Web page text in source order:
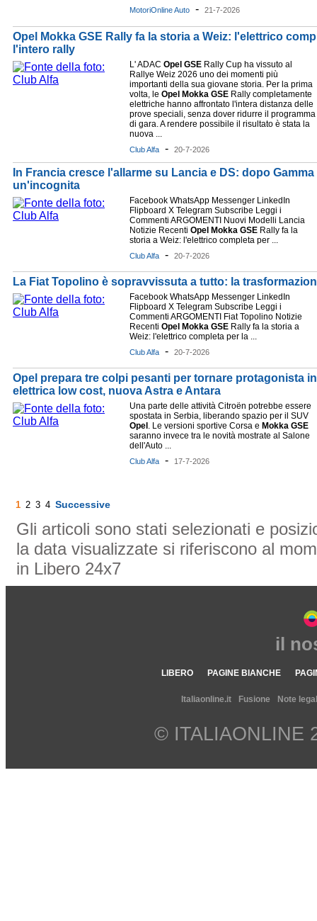
MotoriOnline Auto - 21-7-2026
Opel Mokka GSE Rally fa la storia a Weiz: l'elettrico
l'intero rally
L' ADAC Opel GSE Rally Cup ha vissuto al
Rallye Weiz 2026 uno dei momenti più
importanti della sua giovane storia. Per la prima
volta, le Opel Mokka GSE Rally completamente
elettriche hanno affrontato l'intera distanza delle
prove speciali, senza dover ridurre il programma
di gara. A rendere possibile il risultato è stata la
nuova ...
Club Alfa - 20-7-2026
In Francia cresce l'allarme su Lancia e DS: dopo Gamma
un'incognita
Facebook WhatsApp Messenger LinkedIn
Flipboard X Telegram Subscribe Leggi i
Commenti ARGOMENTI Nuovi Modelli Lancia
Notizie Recenti Opel Mokka GSE Rally fa la
storia a Weiz: l'elettrico completa per ...
Club Alfa - 20-7-2026
La Fiat Topolino è sopravvissuta a tutto: la
Facebook WhatsApp Messenger LinkedIn
Flipboard X Telegram Subscribe Leggi i
Commenti ARGOMENTI Fiat Topolino Notizie
Recenti Opel Mokka GSE Rally fa la storia a
Weiz: l'elettrico completa per la ...
Club Alfa - 20-7-2026
Opel prepara tre colpi pesanti per tornare protagonista
elettrica low cost, nuova Astra e Antara
Una parte delle attività Citroën potrebbe essere
spostata in Serbia, liberando spazio per il SUV
Opel . Le versioni sportive Corsa e Mokka GSE
saranno invece tra le novità mostrate al Salone
dell'Auto ...
Club Alfa - 17-7-2026
1 2 3 4 Successive
Gli articoli sono stati selezionati e
la data visualizzate si riferiscono al
in Libero 24x7
il
LIBERO PAGINE BIANCHE
Italiaonline.it Fusione Note
© ITALIAONLINE